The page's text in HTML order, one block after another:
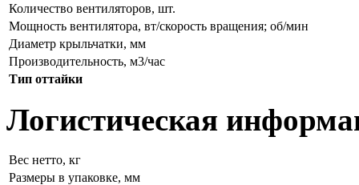
Количество вентиляторов, шт.
Мощность вентилятора, вт/скорость вращения; об/мин
Диаметр крыльчатки, мм
Производительность, м3/час
Тип оттайки
Логистическая
Вес нетто, кг
Размеры в упаковке, мм